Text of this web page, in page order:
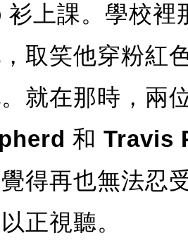
衫上課。學校裡
取笑他穿粉紅
就在那時，兩
和 Travis
得再也無法忍
正視聽。